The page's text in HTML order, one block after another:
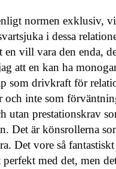
normen exklusiv,
i dessa
vill vara den enda,
att en kan ha
som drivkraft för
och inte som
utan prestationskrav
Det är könsrollerna
Det vore så
med det, men